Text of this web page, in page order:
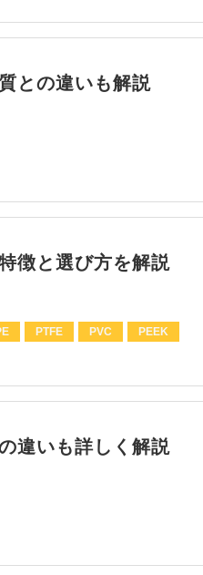
との違いも解説
徴と選び方を解説
PTFE PVC
PEEK
違いも詳しく解説